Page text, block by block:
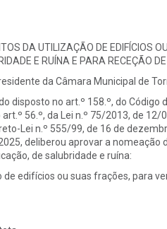
DA UTILIZAÇÃO DE EDIFÍCIOS
E RUÍNA E PARA RECEÇÃO
da Câmara Municipal de
disposto no art.º 158.º, do
56.º, da Lei n.º 75/2013, de
Lei n.º 555/99, de 16 de
deliberou aprovar a nomeação
de salubridade e ruína:
edifícios ou suas frações, para